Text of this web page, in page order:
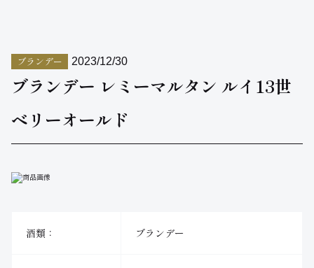
ブランデー 2023/12/30
ブランデー レミーマルタン ルイ13世
ベリーオールド
酒類： ブランデー